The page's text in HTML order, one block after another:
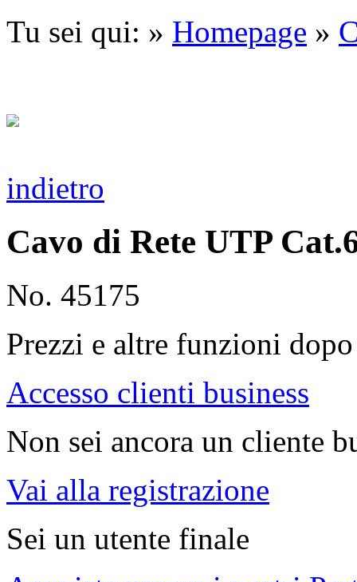
Tu sei qui: » Homepage »
indietro
Cavo di Rete UTP
No. 45175
Prezzi e altre funzioni
Accesso clienti business
Non sei ancora un cliente
Vai alla registrazione
Sei un utente finale